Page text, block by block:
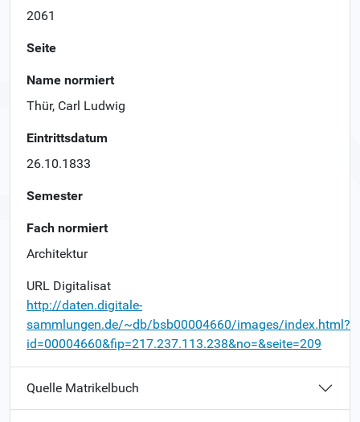
2061
Seite
Name normiert
Thür, Carl Ludwig
Eintrittsdatum
26.10.1833
Semester
Fach normiert
Architektur
URL Digitalisat
http://daten.digitale-
sammlungen.de/~db/bsb00004660/images/index.html?
id=00004660&fip=217.237.113.238&no=&seite=209
Quelle Matrikelbuch